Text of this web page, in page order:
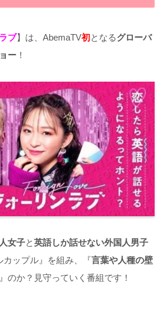
ブ】は、AbemaTV初となるグローバ
ー ！
女子と英語しか話せない外国人男子
ップル』を組み、 『言葉や人種の壁
』のか？見守っていく番組です！